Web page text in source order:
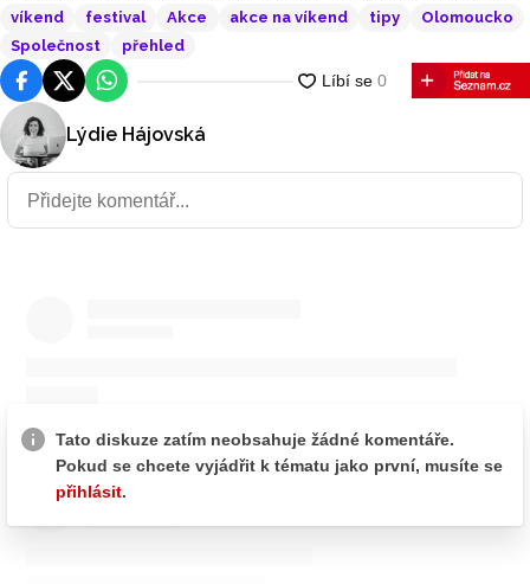
víkend festival Akce akce na víkend tipy
Olomoucko
Společnost
přehled
FacebookPlatforma X
WhatsApp
Lýdie Hájovská